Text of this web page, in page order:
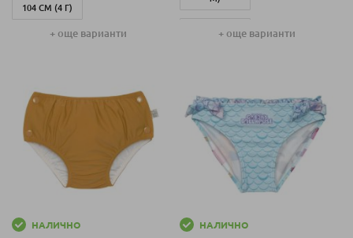
104 СМ (4 Г)
98 СМ (3 Г)
+ още варианти 86 СМ (12-18 М)
74-80 СМ (7-12
М)
+ още варианти
НАЛИЧНО НАЛИЧНО